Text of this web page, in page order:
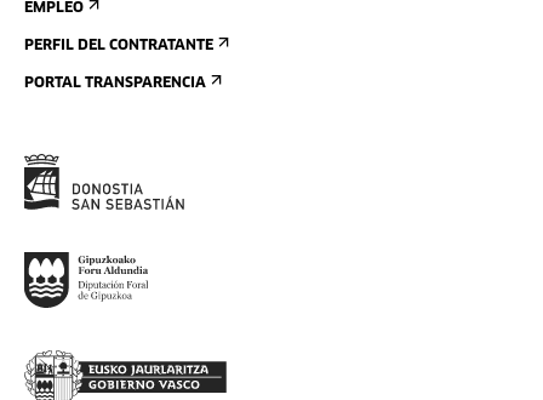
EMPLEO
PERFIL DEL CONTRATANTE
PORTAL TRANSPARENCIA